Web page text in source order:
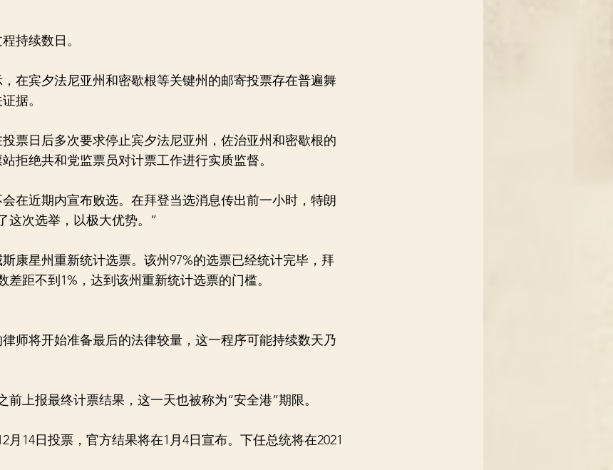
持续数日。
在宾夕法尼亚州和密歇根等关键州的邮寄投票存在普遍舞
据。
票日后多次要求停止宾夕法尼亚州，佐治亚州和密歇根的
拒绝共和党监票员对计票工作进行实质监督。
在近期内宣布败选。在拜登当选消息传出前一小时，特朗
这次选举，以极大优势。”
康星州重新统计选票。该州97%的选票已经统计完毕，拜
差距不到1%，达到该州重新统计选票的门槛。
师将开始准备最后的法律较量，这一程序可能持续数天乃
前上报最终计票结果，这一天也被称为“安全港”期限。
月14日投票，官方结果将在1月4日宣布。下任总统将在2021